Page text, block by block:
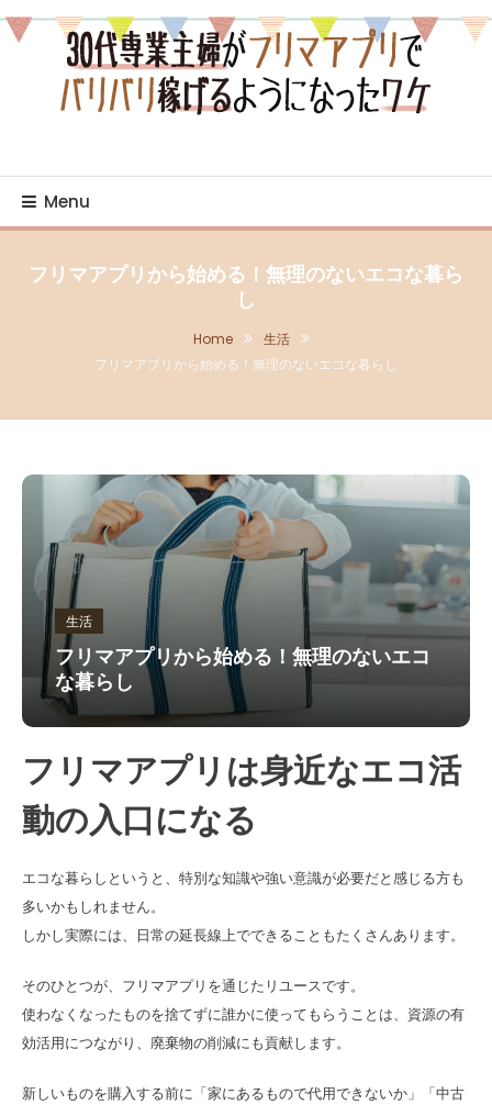
Skip
To
Content
プリでバリバリ稼げるよ
うになったワケ
Menu
フリマアプリから始める！無理のないエコな暮ら
し
Home
生活
フリマアプリから始める！無理のないエコな暮らし
生活
フリマアプリから始める！無理のないエコ
な暮らし
フリマアプリは身近なエコ活
動の入口になる
エコな暮らしというと、特別な知識や強い意識が必要だと感じる方も
多いかもしれません。
しかし実際には、日常の延長線上でできることもたくさんあります。
そのひとつが、フリマアプリを通じたリユースです。
使わなくなったものを捨てずに誰かに使ってもらうことは、資源の有
効活用につながり、廃棄物の削減にも貢献します。
新しいものを購入する前に「家にあるもので代用できないか」「中古